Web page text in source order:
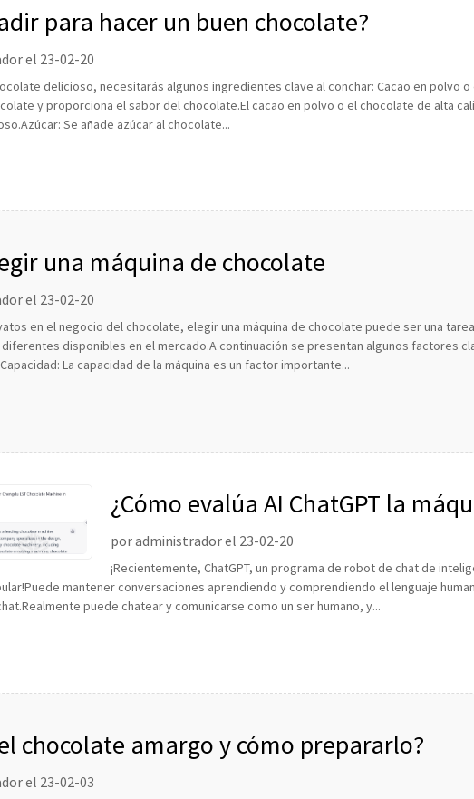
para hacer un buen chocolate?
el 23-02-20
delicioso, necesitarás algunos ingredientes clave al conchar: Cacao en polvo
y proporciona el sabor del chocolate.El cacao en polvo o el chocolate de alta
Se añade azúcar al chocolate...
una máquina de chocolate
el 23-02-20
en el negocio del chocolate, elegir una máquina de chocolate puede ser una
disponibles en el mercado.A continuación se presentan algunos factores
La capacidad de la máquina es un factor importante...
¿Cómo evalúa AI ChatGPT la
Chengdu LST?
por administrador el 23-02-20
¡Recientemente, ChatGPT, un programa de robot de chat de
mantener conversaciones aprendiendo y comprendiendo el lenguaje
puede chatear y comunicarse como un ser humano, y...
chocolate amargo y cómo prepararlo?
el 23-02-03